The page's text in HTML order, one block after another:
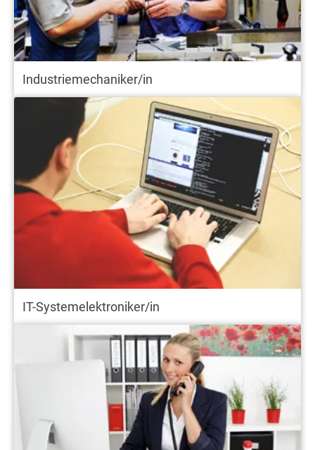
Industriemechaniker/in
IT-Systemelektroniker/in